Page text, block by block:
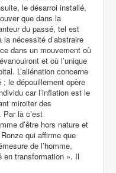
le désarroi installé,
que dans la
du passé, tel est
la nécessité d’abstraire
dans un mouvement où
et où l’unique
L’aliénation concerne
le dépouillement opère
car l’inflation est le
miroiter des
là c’est
d’être hors nature et
qui affirme que
de l’homme,
en transformation ». Il